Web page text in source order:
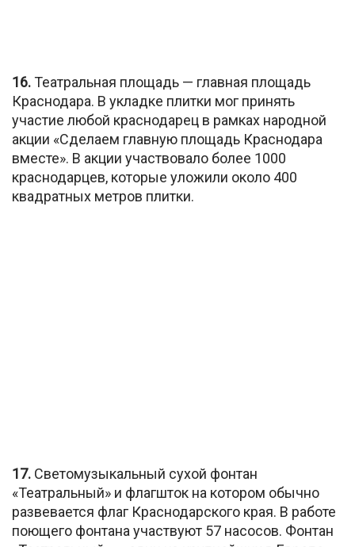
16.Театральная площадь — главная площадь
Краснодара. В укладке плитки мог принять
участие любой краснодарец в рамках народной
акции «Сделаем главную площадь Краснодара
вместе». В акции участвовало более 1000
краснодарцев, которые уложили около 400
квадратных метров плитки.
17. Светомузыкальный сухой фонтан
«Театральный» и флагшток на котором обычно
развевается флаг Краснодарского края. В работе
поющего фонтана участвуют 57 насосов. Фонтан